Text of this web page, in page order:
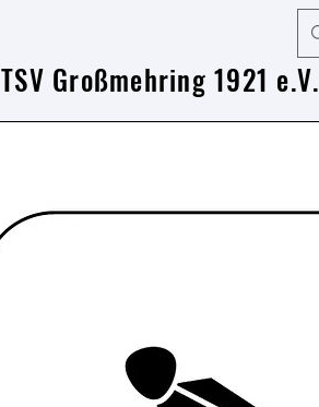
TSV Großmehring 1921 e.V.